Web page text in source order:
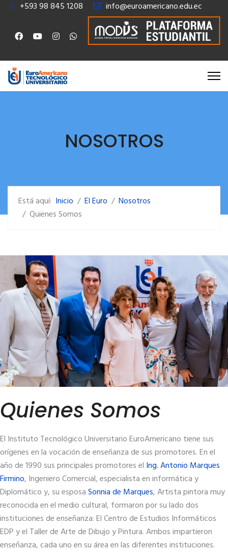
+593 98 845 1208 info@euroamericano.edu.ec
NOSOTROS
Está aquí: Inicio El Euro
Nosotros
Quienes Somos
Quienes Somos
El Instituto Tecnológico Universitario EuroAmericano tiene sus
orígenes en la vocación de enseñanza de sus promotores. En el
año de 1990 sus principales promotores el Ing. Antonio Marques
Firmino, Ingeniero Comercial, especialista en informática y
Diplomático y, su esposaSonnia de Marques, Artista pintora muy
reconocida en el medio cultural, formaron por su lado dos
instituciones de enseñanza: El Centro de Estudios Informáticos
EDP y el Taller de Arte de Dibujo y Pintura. Ambos impartieron
enseñanza, cada uno en su área en las diferentes instituciones.